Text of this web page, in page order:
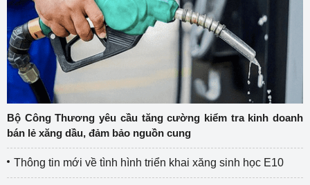
Bộ Công Thương yêu cầu tăng cường kiểm tra kinh doanh
bán lẻ xăng dầu, đảm bảo nguồn cung
Thông tin mới về tình hình triển khai xăng sinh học E10